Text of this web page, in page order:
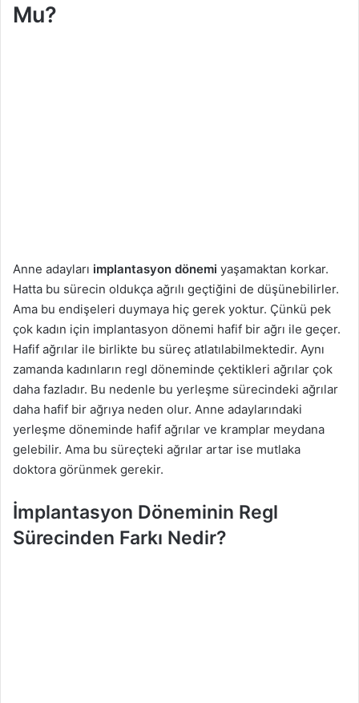
Mu?
Anne adayları implantasyon dönemi yaşamaktan korkar.
Hatta bu sürecin oldukça ağrılı geçtiğini de düşünebilirler.
Ama bu endişeleri duymaya hiç gerek yoktur. Çünkü pek
çok kadın için implantasyon dönemi hafif bir ağrı ile geçer.
Hafif ağrılar ile birlikte bu süreç atlatılabilmektedir. Aynı
zamanda kadınların regl döneminde çektikleri ağrılar çok
daha fazladır. Bu nedenle bu yerleşme sürecindeki ağrılar
daha hafif bir ağrıya neden olur. Anne adaylarındaki
yerleşme döneminde hafif ağrılar ve kramplar meydana
gelebilir. Ama bu süreçteki ağrılar artar ise mutlaka
doktora görünmek gerekir.
İmplantasyon Döneminin Regl
Sürecinden Farkı Nedir?